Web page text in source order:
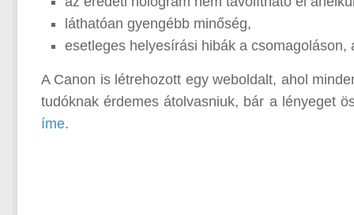
láthatóan gyengébb minőség,
esetleges helyesírási hibák a csomagoláson,
A Canon is létrehozott egy weboldalt, ahol
tudóknak érdemes átolvasniuk, bár a lényeget
íme.